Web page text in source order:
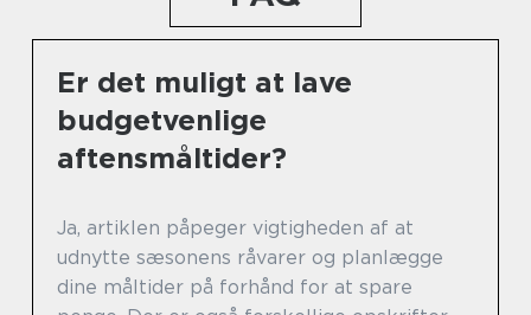
Er det muligt at lave
budgetvenlige
aftensmåltider?
Ja, artiklen påpeger vigtigheden af at
udnytte sæsonens råvarer og planlægge
dine måltider på forhånd for at spare